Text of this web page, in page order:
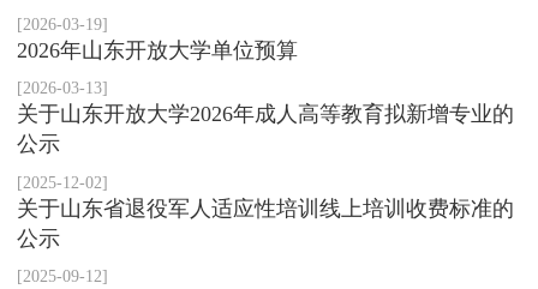
[2026-03-19]
2026年山东开放大学单位预算
[2026-03-13]
关于山东开放大学2026年成人高等教育拟新增专业的
公示
[2025-12-02]
关于山东省退役军人适应性培训线上培训收费标准的
公示
[2025-09-12]